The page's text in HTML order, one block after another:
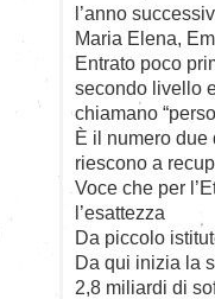
l’anno
Maria Elena,
Entrato poco
secondo livello
chiamano
È il numero due
riescono a
Voce che per
l’esattezza
Da piccolo
Da qui inizia la
2,8 miliardi di